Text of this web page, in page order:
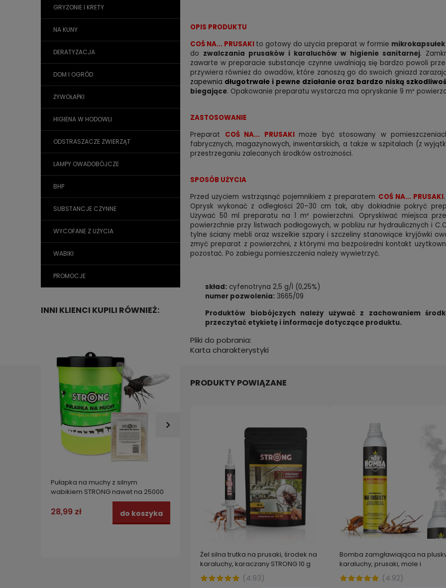
GRYZONIE I KRETY
NA KUNY
DERATYZACJA
DOM I OGRÓD
ŻYWOŁAPKI
HIGIENA W HODOWLI
ODSTRASZACZE ZWIERZĄT
LAMPY OWADOBÓJCZE
BHP
SUBSTANCJE CZYNNE
WYCOFANE Z UŻYCIA
WABIKI
PROMOCJE
INNI KLIENCI KUPILI RÓWNIEŻ:
Pułapka na muchy z silnym
wabikiem STRONG nawet na 25000
28,99 zł do koszyka
PANKO dysretna wabiąca pułapka
lepowa na MOLE SPOŻYWCZE 3 sztuki
14,99 zł do koszyka
Bomba na pchły i pająki,
pchły na 80 m3 STRONG 150 ml
32,99 zł do
OPIS PRODUKTU
COŚ NA... PRUSAKI to gotowy do użycia preparat w formie
do zwalczania prusaków i karaluchów w higienie sanitarnej.
zawarte w preparacie substancje czynne uwalniają się bardzo powoli
przywiera również do owadów, które zanoszą go do swoich gniazd
zapewnia długotrwałe i pewne działanie oraz bardzo niską
biegające. Opakowanie preparatu wystarcza ma opryskanie 9 m²
ZASTOSOWANIE
Preparat COŚ NA... PRUSAKI może być stosowany w
fabrycznych, magazynowych, inwentarskich, a także w szpitalach (z
przestrzeganiu zalecanych środków ostrożności.
SPOSÓB UŻYCIA
Przed użyciem wstrząsnąć pojemnikiem z preparatem COŚ NA... PRUSAKI
Oprysk wykonać z odległości 20–30 cm tak, aby dokładnie pokryć
Używać 50 ml preparatu na 1 m² powierzchni. Opryskiwać miejsca
powierzchnie przy listwach podłogowych, w pobliżu rur hydraulicznych i
tylne ściany mebli oraz wszelkie szpary i szczeliny stanowiące kryjówki
zmyć preparat z powierzchni, z którymi ma bezpośredni kontakt
pozostać. Po zabiegu pomieszczenia należy wywietrzyć.
skład: cyfenotryna 2,5 g/l (0,25%)
numer pozwolenia: 3665/09
Produktów biobójczych należy używać z zachowaniem
przeczytać etykietę i informacje dotyczące produktu.
Pliki do pobrania:
Karta charakterystyki
PRODUKTY POWIĄZANE
Żel silna trutka na prusaki, środek na
karaluchy, karaczany STRONG 10 g
(4.93)
Bomba zamgławiająca na
karaluchy, prusaki, mole i
chrząszcze DELTACAPS FORTE
zabezpiecza do 100 m3
(4.92)